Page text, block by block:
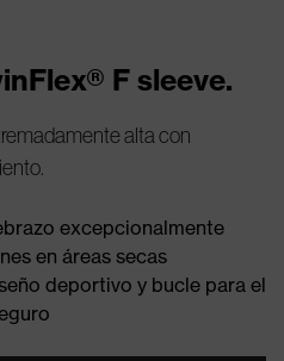
F sleeve.
alta con
excepcionalmente
en áreas secas
deportivo y bucle para el